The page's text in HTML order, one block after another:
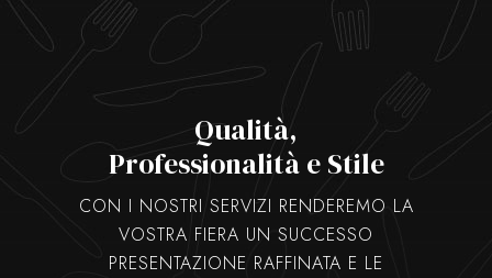
Qualità,
Professionalità e Stile
CON I NOSTRI SERVIZI RENDEREMO LA
VOSTRA FIERA UN SUCCESSO
PRESENTAZIONE RAFFINATA E LE